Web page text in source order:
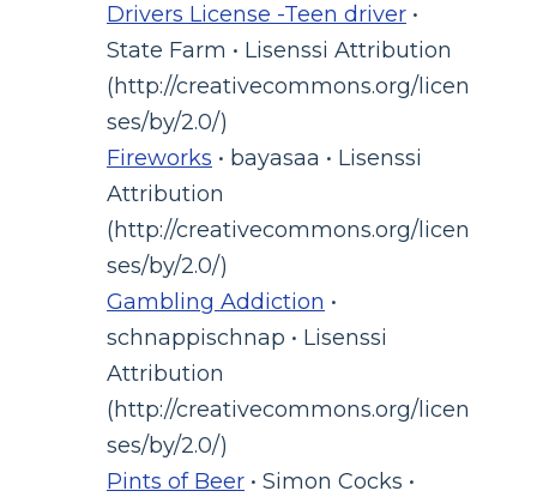
Drivers License -Teen driver •
State Farm • Lisenssi Attribution
(http://creativecommons.org/licen
ses/by/2.0/)
Fireworks • bayasaa • Lisenssi
Attribution
(http://creativecommons.org/licen
ses/by/2.0/)
Gambling Addiction •
schnappischnap • Lisenssi
Attribution
(http://creativecommons.org/licen
ses/by/2.0/)
Pints of Beer • Simon Cocks •